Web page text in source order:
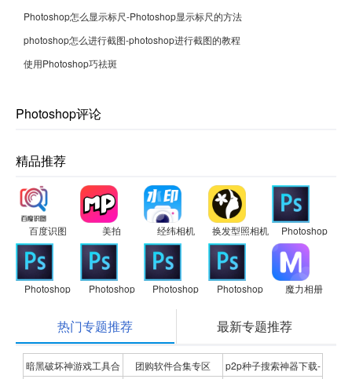
Photoshop怎么显示标尺-Photoshop显示标尺的方法
photoshop怎么进行截图-photoshop进行截图的教程
使用Photoshop巧祛斑
Photoshop评论
精品推荐
百度识图 美拍 经纬相机 换发型照相机 Photoshop
Photoshop Photoshop Photoshop Photoshop 魔力相册
热门专题推荐 最新专题推荐
暗黑破坏神游戏工具合 团购软件合集专区 p2p种子搜索神器下载-